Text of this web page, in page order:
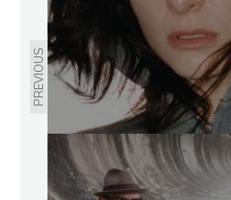
PREVIOUS